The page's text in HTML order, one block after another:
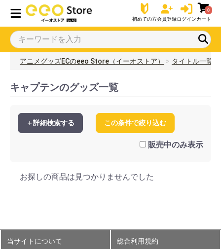
初めての方会員登録ログイン
0
カート
アニメグッズECのeeo Store（イーオストア） タイトル一覧
キャプテンのグッズ一覧
＋詳細検索する この条件で絞り込む
販売中のみ表示
お探しの商品は見つかりませんでした
当サイトについて 総合利用規約